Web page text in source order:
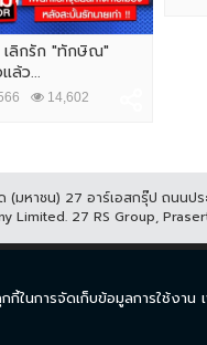
เลิกรัก "ทักษิณ"
ล้ว...
14,602
(มหาชน) 27 อาร์เอสกรุ๊ป ถนนป
Limited. 27 RS Group,
กกี้ในการจัดเก็บข้อมูลการใช้งา